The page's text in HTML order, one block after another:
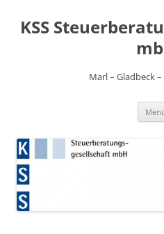
springen
KSS
Marl – Gladbeck